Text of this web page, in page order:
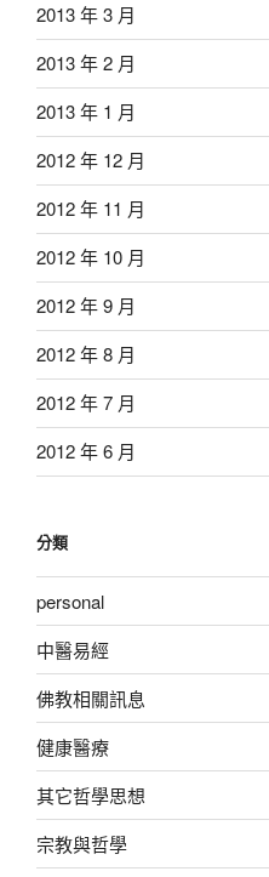
2013 年 3 月
2013 年 2 月
2013 年 1 月
2012 年 12 月
2012 年 11 月
2012 年 10 月
2012 年 9 月
2012 年 8 月
2012 年 7 月
2012 年 6 月
分類
personal
中醫易經
佛教相關訊息
健康醫療
其它哲學思想
宗教與哲學